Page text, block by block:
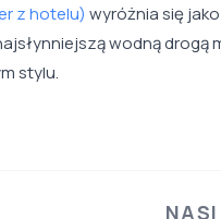
z hotelu) wyróżnia się
wodną
stylu.